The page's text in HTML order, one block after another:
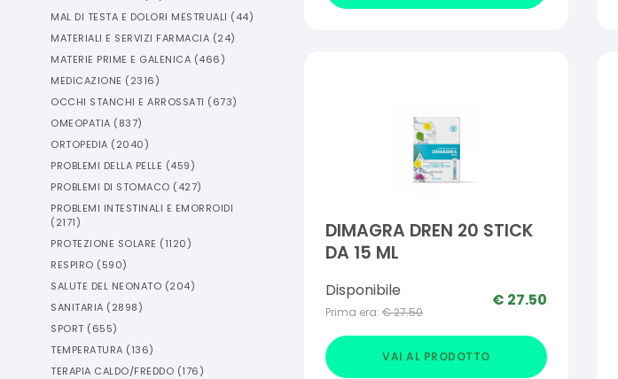
MAL DI TESTA E DOLORI MESTRUALI (44)
MATERIALI E SERVIZI FARMACIA (24)
MATERIE PRIME E GALENICA (466)
MEDICAZIONE (2316)
OCCHI STANCHI E ARROSSATI (673)
OMEOPATIA (837)
ORTOPEDIA (2040)
PROBLEMI DELLA PELLE (459)
PROBLEMI DI STOMACO (427)
PROBLEMI INTESTINALI E EMORROIDI
(2171)
PROTEZIONE SOLARE (1120)
RESPIRO (590)
SALUTE DEL NEONATO (204)
SANITARIA (2898)
SPORT (655)
TEMPERATURA (136)
TERAPIA CALDO/FREDDO (176)
DIMAGRA DREN 20 STICK
DA 15 ML
Disponibile
Prima era: €27.50
€ 27.50
VAI AL PRODOTTO